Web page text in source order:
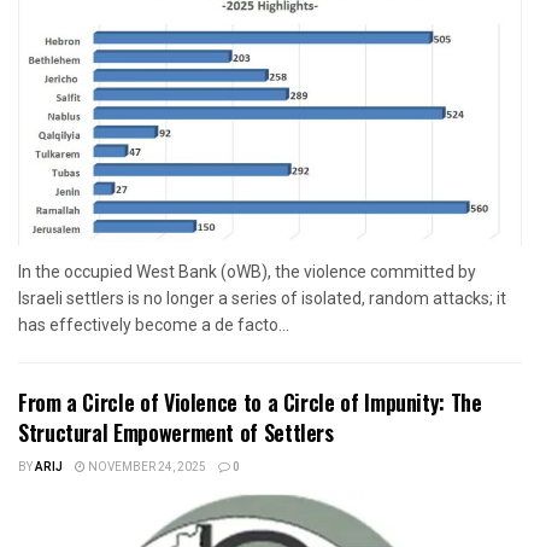
In the occupied West Bank (oWB), the violence committed by
Israeli settlers is no longer a series of isolated, random attacks; it
has effectively become a de facto...
From a Circle of Violence to a Circle of Impunity: The
Structural Empowerment of Settlers
BYARIJ NOVEMBER 24, 2025 0